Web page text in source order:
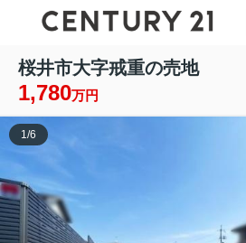
桜井市大字戒重の売地
1,780万円
1/6